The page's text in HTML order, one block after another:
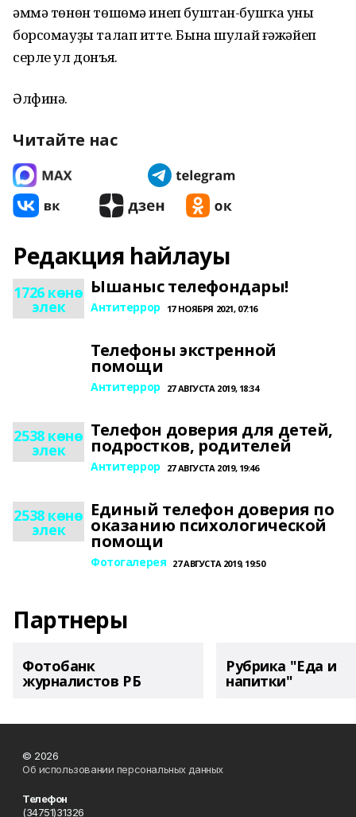
әммә төнөн төшөмә инеп буштан-бушҡа уны
борсомауҙы талап итте. Бына шулай ғәжәйеп
серле ул донъя.
Әлфинә.
Читайте нас
Редакция һайлауы
1726 көнө
элек
Ышаныс телефондары!
Антитеррор 17 НОЯБРЯ 2021, 07:16
Телефоны экстренной
помощи
Антитеррор 27 АВГУСТА 2019, 18:34
2538 көнө
элек
Телефон доверия для детей,
подростков, родителей
Антитеррор 27 АВГУСТА 2019, 19:46
2538 көнө
элек
Единый телефон доверия по
оказанию психологической
помощи
Фотогалерея 27 АВГУСТА 2019, 19:50
Партнеры
Фотобанк
журналистов РБ
Рубрика "Еда и
напитки"
© 2026
Об использовании персональных данных
Телефон
(34751)31326